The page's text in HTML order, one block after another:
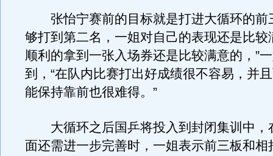
张怡宁赛前的目标就是打进大循环的前
够打到第二名，一姐对自己的表现还是比较
顺利的拿到一张入场券还是比较满意的，”
到，“在队内比赛打出好成绩很不容易，并
能保持靠前也很难得。”
大循环之后国乒将投入到封闭集训中，
面还需进一步完善时，一姐表示前三板和相